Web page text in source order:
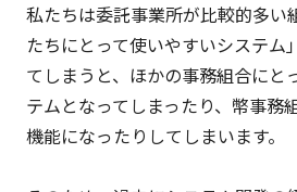
私たちは委託事業所が比較的多い
たちにとって使いやすいシステム
てしまうと、ほかの事務組合にと
テムとなってしまったり、幣事務
機能になったりしてしまいます。